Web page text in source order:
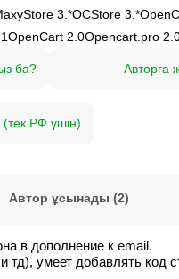
3.*OCStore 3.*
OpenCart 2.0Opencart.pro
ба? Авторға
РФ үшін)
Автор ұсынады (2)
в дополнение к email.
умеет добавлять код